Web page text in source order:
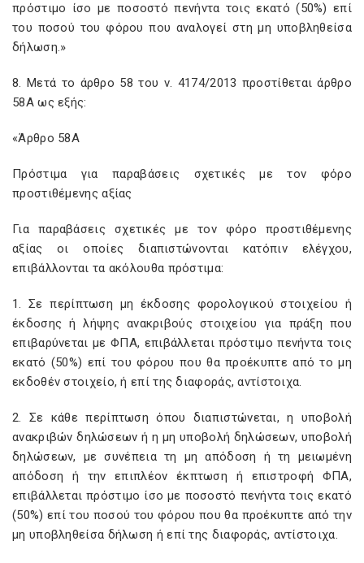
πρόστιμο ίσο με ποσοστό πενήντα τοις εκατό (50%) επί
του ποσού του φόρου που αναλογεί στη μη υποβληθείσα
δήλωση.»
8. Μετά το άρθρο 58 του ν. 4174/2013 προστίθεται άρθρο
58Α ως εξής:
«Άρθρο 58Α
Πρόστιμα για παραβάσεις σχετικές με τον φόρο
προστιθέμενης αξίας
Για παραβάσεις σχετικές με τον φόρο προστιθέμενης
αξίας οι οποίες διαπιστώνονται κατόπιν ελέγχου,
επιβάλλονται τα ακόλουθα πρόστιμα:
1. Σε περίπτωση μη έκδοσης φορολογικού στοιχείου ή
έκδοσης ή λήψης ανακριβούς στοιχείου για πράξη που
επιβαρύνεται με ΦΠΑ, επιβάλλεται πρόστιμο πενήντα τοις
εκατό (50%) επί του φόρου που θα προέκυπτε από το μη
εκδοθέν στοιχείο, ή επί της διαφοράς, αντίστοιχα.
2. Σε κάθε περίπτωση όπου διαπιστώνεται, η υποβολή
ανακριβών δηλώσεων ή η μη υποβολή δηλώσεων, υποβολή
δηλώσεων, με συνέπεια τη μη απόδοση ή τη μειωμένη
απόδοση ή την επιπλέον έκπτωση ή επιστροφή ΦΠΑ,
επιβάλλεται πρόστιμο ίσο με ποσοστό πενήντα τοις εκατό
(50%) επί του ποσού του φόρου που θα προέκυπτε από την
μη υποβληθείσα δήλωση ή επί της διαφοράς, αντίστοιχα.